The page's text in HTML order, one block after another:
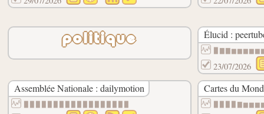
politique Élucid :
23/07/2026
Assemblée Nationale : dailymotion Cartes du